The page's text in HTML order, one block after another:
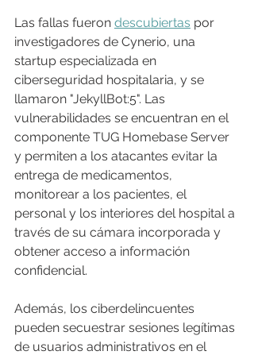
Las fallas fueron descubiertas por
investigadores de Cynerio, una
startup especializada en
ciberseguridad hospitalaria, y se
llamaron "JekyllBot:5". Las
vulnerabilidades se encuentran en el
componente TUG Homebase Server
y permiten a los atacantes evitar la
entrega de medicamentos,
monitorear a los pacientes, el
personal y los interiores del hospital a
través de su cámara incorporada y
obtener acceso a información
confidencial.
Además, los ciberdelincuentes
pueden secuestrar sesiones legítimas
de usuarios administrativos en el